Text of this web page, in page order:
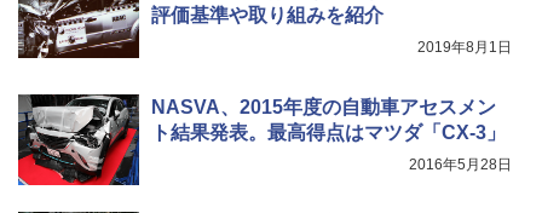
評価基準や取り組みを紹介
2019年8月1日
NASVA、2015年度の自動車アセスメン
ト結果発表。最高得点はマツダ「CX-3」
2016年5月28日